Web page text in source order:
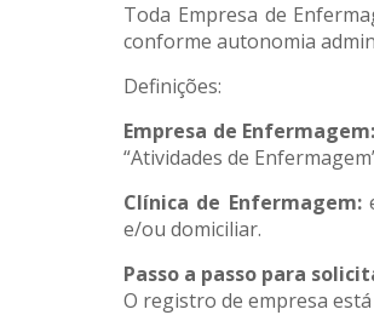
Toda Empresa de
conforme autonomia
Definições:
Empresa de Enfermagem:
“Atividades de
Clínica de Enfermagem:
e/ou domiciliar.
Passo a passo para
O registro de empresa